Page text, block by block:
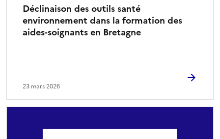
Déclinaison des outils santé
environnement dans la formation des
aides-soignants en Bretagne
23 mars 2026